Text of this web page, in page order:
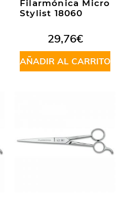
Filarmónica Micro
Stylist 18060
29,76€
AÑADIR AL CARRITO